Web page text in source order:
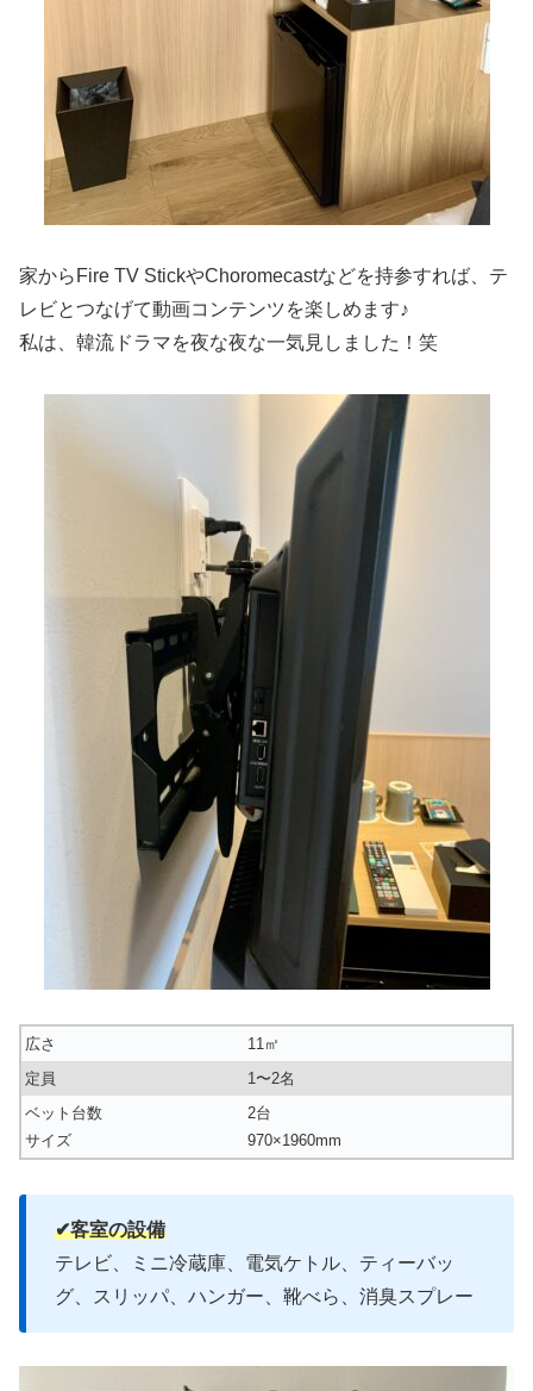
家からFire TV StickやChoromecastなどを持参すれば、テ
レビとつなげて動画コンテンツを楽しめます♪
私は、韓流ドラマを夜な夜な一気見しました！笑
広さ
11㎡
定員
1〜2名
ベット台数
サイズ
2台
970×1960mm
✔︎客室の設備
テレビ、ミニ冷蔵庫、電気ケトル、ティーバッ
グ、スリッパ、ハンガー、靴べら、消臭スプレー